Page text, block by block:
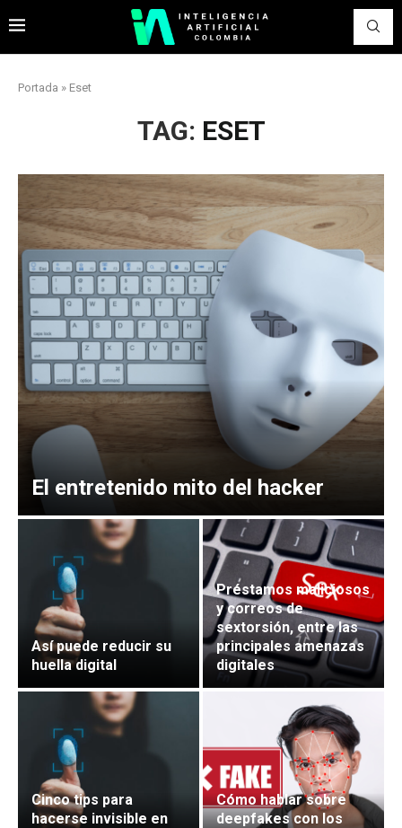
Portada » Eset
TAG: ESET
El entretenido mito del hacker
Así puede reducir su
huella digital
Préstamos maliciosos
y correos de
sextorsión, entre las
principales amenazas
digitales
Cinco tips para
hacerse invisible en
Cómo hablar sobre
deepfakes con los